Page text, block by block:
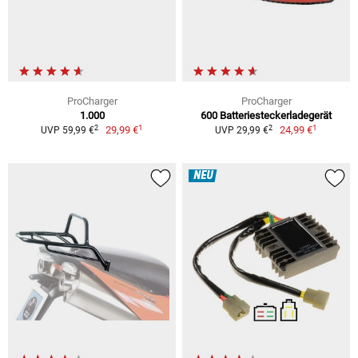
ProCharger
1.000
UVP 59,99 €2 29,99 €1
ProCharger
600 Batteriesteckerladegerät
UVP 29,99 €2 24,99 €1
NEU